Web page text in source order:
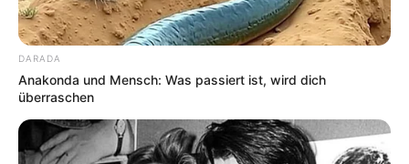
Search
DARADA
Anakonda und Mensch: Was passiert ist, wird dich
überraschen